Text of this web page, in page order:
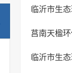
临沂市生
莒南天楹
临沂市生